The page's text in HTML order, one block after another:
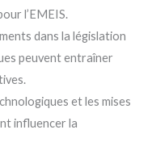
l’EMEIS.
dans la législation
peuvent entraîner
et les mises
influencer la